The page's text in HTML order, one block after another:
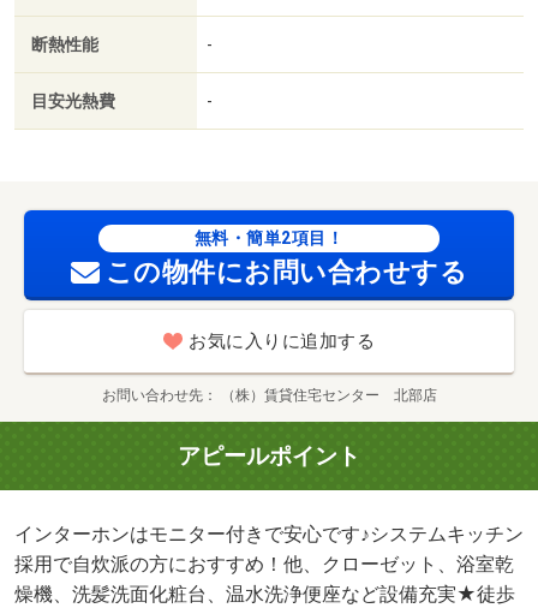
断熱性能 -
目安光熱費 -
無料・簡単2項目！
この物件にお問い合わせする
お気に入りに追加する
お問い合わせ先 （株）賃貸住宅センター 北部店
アピールポイント
インターホンはモニター付きで安心です♪システムキッチン
採用で自炊派の方におすすめ！他、クローゼット、浴室乾
燥機、洗髪洗面化粧台、温水洗浄便座など設備充実★徒歩